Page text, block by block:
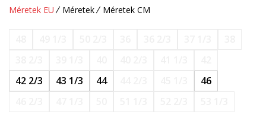
Méretek EU Méretek Méretek CM
42 2/3
43 1/3 44
46